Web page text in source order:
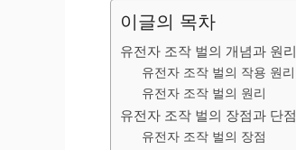
이글의 목차
유전자 조작 벌의 개념과 원리
유전자 조작 벌의 작용 원리
유전자 조작 벌의 원리
유전자 조작 벌의 장점과 단점
유전자 조작 벌의 장점